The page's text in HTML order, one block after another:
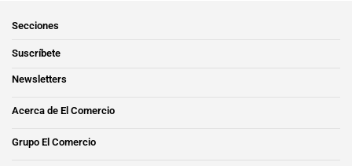
Secciones
Suscríbete
Newsletters
Acerca de El Comercio
Grupo El Comercio